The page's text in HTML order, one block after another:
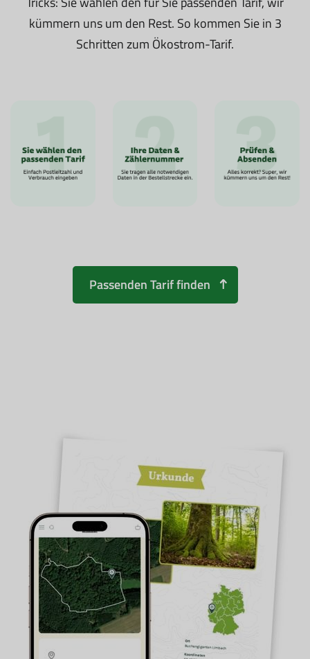
kümmern uns um den Rest. So kommen Sie in 3
Schritten zum Ökostrom-Tarif.
Passenden Tarif finden